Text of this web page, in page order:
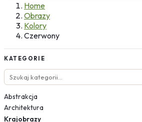
Home
Obrazy
Kolory
Czerwony
KATEGORIE
Abstrakcja
Architektura
Krajobrazy